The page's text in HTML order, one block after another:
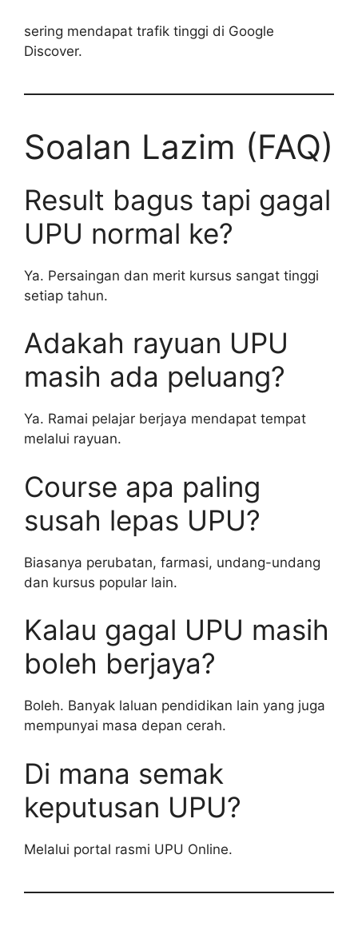
sering mendapat trafik tinggi di Google
Discover.
Soalan Lazim (FAQ)
Result bagus tapi gagal
UPU normal ke?
Ya. Persaingan dan merit kursus sangat tinggi
setiap tahun.
Adakah rayuan UPU
masih ada peluang?
Ya. Ramai pelajar berjaya mendapat tempat
melalui rayuan.
Course apa paling
susah lepas UPU?
Biasanya perubatan, farmasi, undang-undang
dan kursus popular lain.
Kalau gagal UPU masih
boleh berjaya?
Boleh. Banyak laluan pendidikan lain yang juga
mempunyai masa depan cerah.
Di mana semak
keputusan UPU?
Melalui portal rasmi UPU Online.